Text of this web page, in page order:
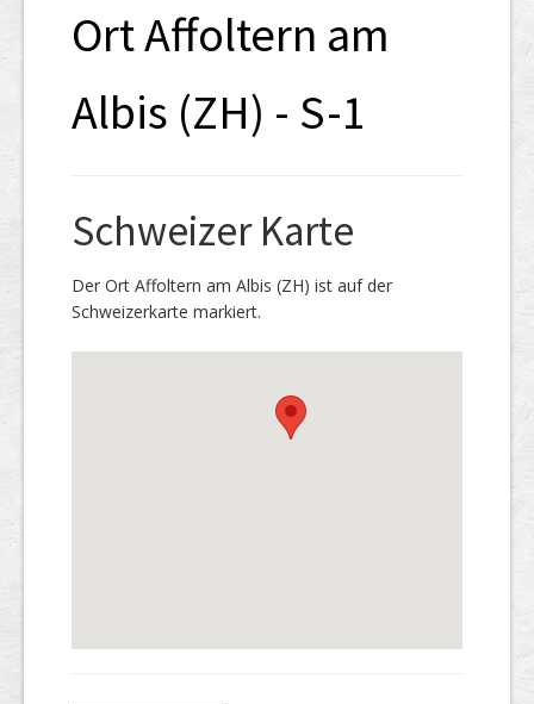
Ort Affoltern am
Albis (ZH) - S-1
Schweizer Karte
Der Ort Affoltern am Albis (ZH) ist auf der
Schweizerkarte markiert.